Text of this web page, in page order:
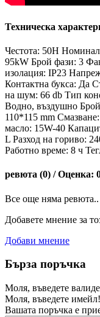
Техническа
Честота: 50H
95kW Брой фази: 3
изолация: IP23
Контактна букса: Да
на шум: 66 db Тип
Водно, въздушно
110*115 mm
масло: 15W-40
L Разход на гориво:
Работно време: 8 ч
ревюта (0) / Оценка:
Все още няма ревюта..
Добавете мнение за
Добави мнение
Бърза поръчка
Моля, въведете
Моля, въведете имейл!
Вашата поръчка е